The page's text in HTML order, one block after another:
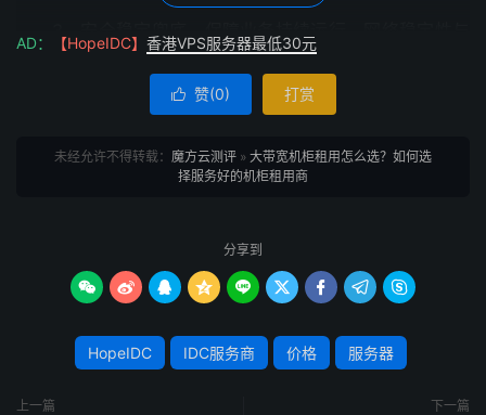
3、安全稳定兜底，保障业务持续运行。网络稳定性与
数据安全是企业的核心诉求，优质IDC服务商需具备高等级
机房资质，通过多线路冗余、双路电力供应、专业冷却系统
等硬件配置，保障网络高可用性。同时，提供防火墙、数据
防护等安全措施，抵御黑客攻击与数据丢失风险，配合
7×24小时实时监控与故障响应，确保业务全天候不间断运
4、资源灵活扩展，适配需求波动。企业业务需求并非
一成不变，促销活动、业务扩张等场景会导致带宽需求激
企业可根据实际需求灵活扩容或收缩资源，避免因资源过剩
造成浪费，或因资源不足导致业务停滞，实现“按需付费、
精准适配”。
AD： 【HopeIDC】 香港VPS服务器最低30元
 赞(0) 打赏
未经允许不得转载： 魔方云测评 » 大带宽机柜租用怎么选？如何选
择服务好的机柜租用商
分享到
        
HopeIDC IDC服务商 价格 服务器
上一篇 下一篇